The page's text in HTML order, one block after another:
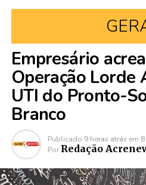
Empresário
Operação Lorde
UTI do Pronto-
Branco
Publicado 9 horas atrás em
Por Redação